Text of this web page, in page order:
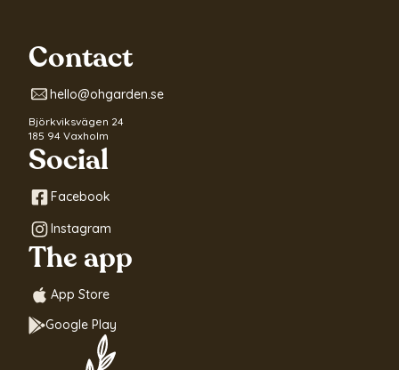
Contact
hello@ohgarden.se
Björkviksvägen 24
185 94 Vaxholm
Social
Facebook
Instagram
The app
App Store
Google Play